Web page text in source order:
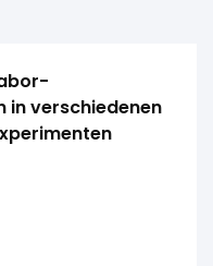
verschiedenen